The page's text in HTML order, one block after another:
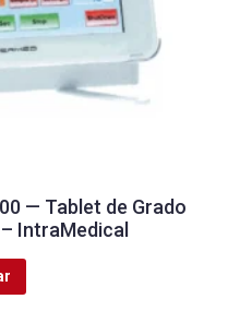
— Tablet de Grado
IntraMedical